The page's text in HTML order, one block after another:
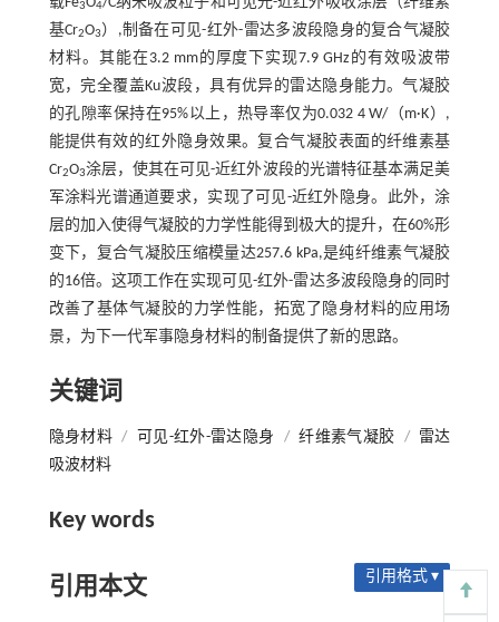
3 4
基Cr2O3）,制备在可见-红外-雷达多波段隐身的复合气凝胶
材料。其能在3.2 mm的厚度下实现7.9 GHz的有效吸波带
宽，完全覆盖Ku波段，具有优异的雷达隐身能力。气凝胶
的孔隙率保持在95%以上，热导率仅为0.032 4 W/（m·K）,
能提供有效的红外隐身效果。复合气凝胶表面的纤维素基
Cr2O3涂层，使其在可见-近红外波段的光谱特征基本满足美
军涂料光谱通道要求，实现了可见-近红外隐身。此外，涂
层的加入使得气凝胶的力学性能得到极大的提升，在60%形
变下，复合气凝胶压缩模量达257.6 kPa,是纯纤维素气凝胶
的16倍。这项工作在实现可见-红外-雷达多波段隐身的同时
改善了基体气凝胶的力学性能，拓宽了隐身材料的应用场
景，为下一代军事隐身材料的制备提供了新的思路。
关键词
隐身材料 / 可见-红外-雷达隐身 / 纤维素气凝胶 /
雷达
吸波材料
Key words
引用本文 引用格式 ▾